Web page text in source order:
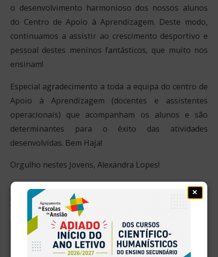
×
o desenvolvimento harmonioso dos nossos alunos
do Centro de Apoio à Aprendizagem. Deste modo,
continuamos a assistir ao crescimento desportivo e
pessoal destes meninos fantásticos, que muito nos
ensinam!
Especial agradecimento a toda a equipa do centro de
Apoio à Aprendizagem (docentes e assistentes
operacionais) que acompanham os alunos e são
determinantes para o êxito das atividades
desenvolvidas. Bem Haja!
Orgulho nestes Jovens, Alexandra Lopes!
Artigos relacionados